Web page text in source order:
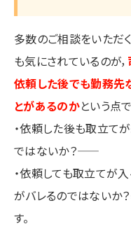
多数のご相談をいただ
も気にされているのが，
依頼した後でも勤務先
とがあるのかという点で
・依頼した後も取立て
ではないか？――
・依頼しても取立てが
がバレるのではないか？
す。